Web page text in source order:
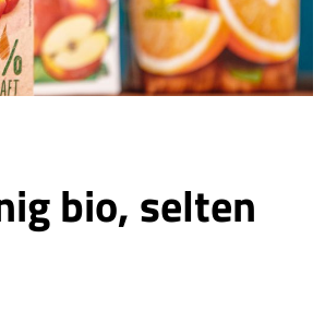
bio, selten